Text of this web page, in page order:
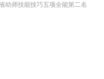
幼师技能技巧五项全能第二名